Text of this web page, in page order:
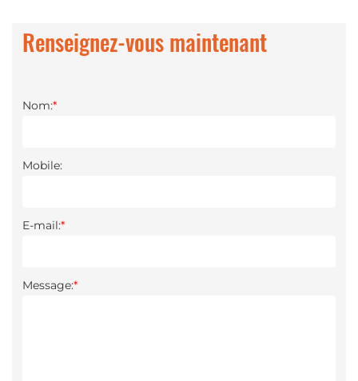
Renseignez-vous maintenant
Nom:*
Mobile:
E-mail:*
Message:*